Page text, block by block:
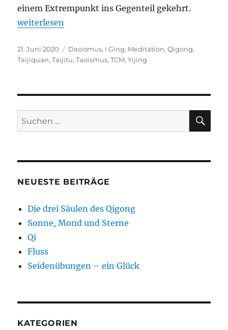
einem Extrempunkt ins Gegenteil gekehrt.
„Anschwellendes Yin“
weiterlesen
Veröffentlicht
am
21. Juni 2020 Schlagwörter
Daoismus, I Ging, Meditation,Qigong,
Taijiquan,Taijitu,Taoismus,TCM,Yijing
Suchen
nach:
NEUESTE BEITRÄGE
Die drei Säulen des Qigong
Sonne, Mond und Sterne
Qi
Fluss
Seidenübungen – ein Glück
KATEGORIEN